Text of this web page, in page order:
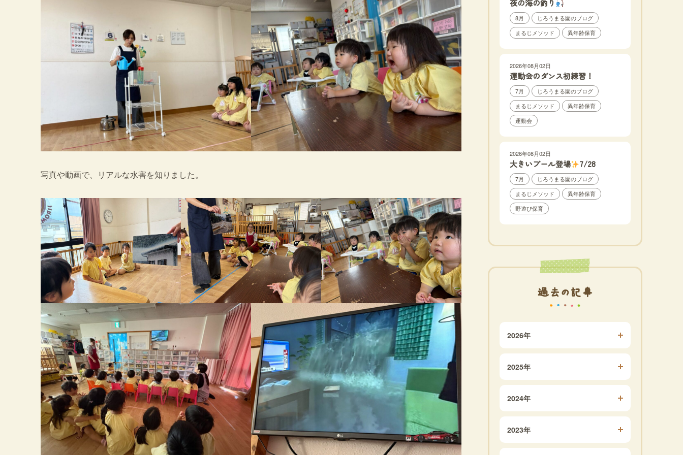
写真や動画で、リアルな水害を知りました。
夜の海の釣り
8月
じろうまる園のブログ
まるじメソッド
異年齢保育
2026年08月02日
運動会のダンス初練習！
7月
じろうまる園のブログ
まるじメソッド
異年齢保育
運動会
2026年08月02日
大きいプール登場 7/28
7月
じろうまる園のブログ
まるじメソッド
異年齢保育
野遊び保育
過去の記事
2026年
2025年
2024年
2023年